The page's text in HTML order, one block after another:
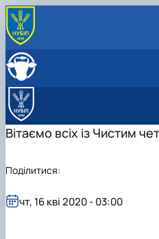
Вітаємо всіх із Чистим
чт, 16 кві 2020 - 03:00
Поділитися: